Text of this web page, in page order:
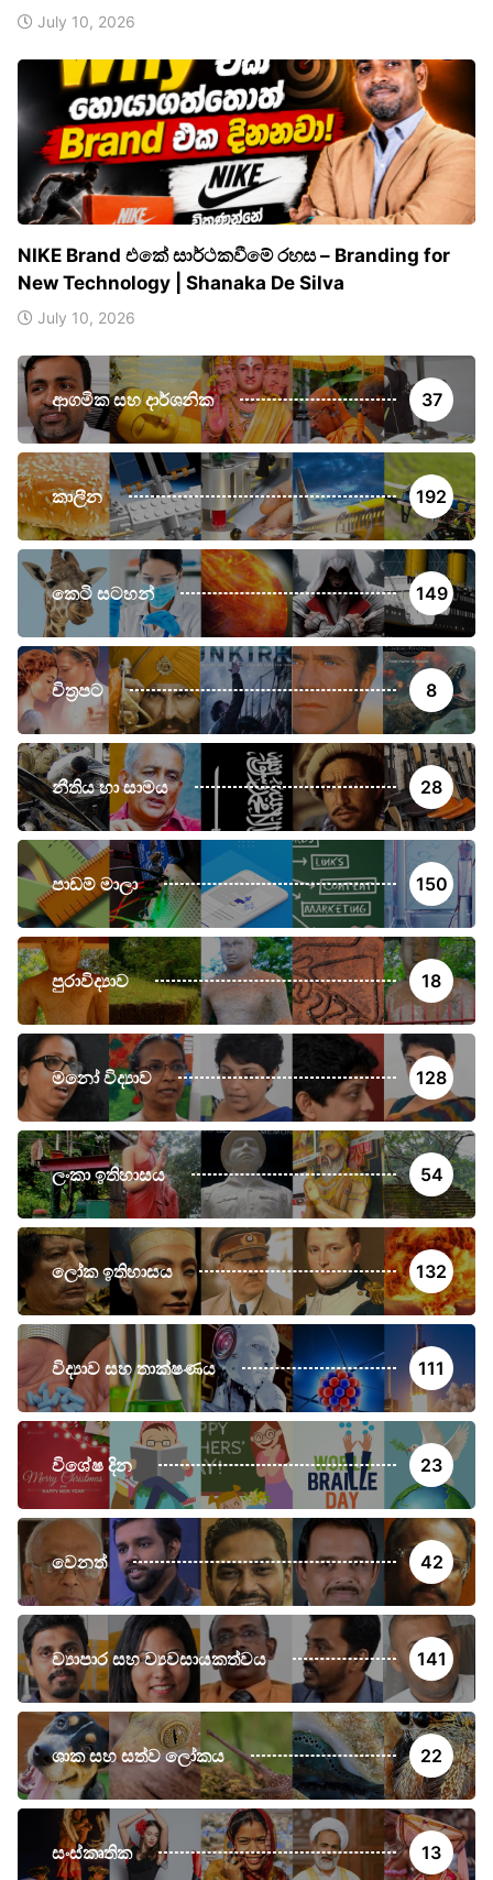
July 10, 2026
NIKE Brand එකේ සාර්ථකවීමේ රහස – Branding for
New Technology | Shanaka De Silva
July 10, 2026
ආගමික සහ දාර්ශනික 37
කාලීන 192
කෙටි සටහන් 149
චිත්‍රපට 8
නීතිය හා සාමය 28
පාඩම් මාලා 150
පුරාවිද්‍යාව 18
මනෝ විද්‍යාව 128
ලංකා ඉතිහාසය 54
ලෝක ඉතිහාසය 132
විද්‍යාව සහ තාක්ෂණය 111
විශේෂ දින 23
වෙනත් 42
ව්‍යාපාර සහ ව්‍යවසායකත්වය 141
ශාක සහ සත්ව ලෝකය 22
සංස්කෘතික 13